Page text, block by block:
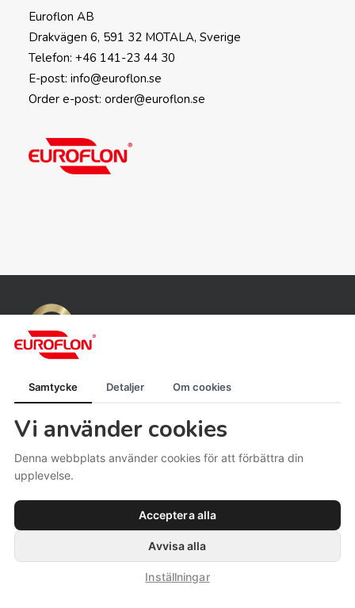
Samtycke Detaljer Om cookies
Vi använder cookies
Denna webbplats använder cookies för att förbättra din
upplevelse.
Acceptera alla
Avvisa alla
Inställningar
Euroflon AB
Drakvägen 6, 591 32 MOTALA, Sverige
Telefon: +46 141-23 44 30
E-post: info@euroflon.se
Order e-post: order@euroflon.se
Ladda ner: